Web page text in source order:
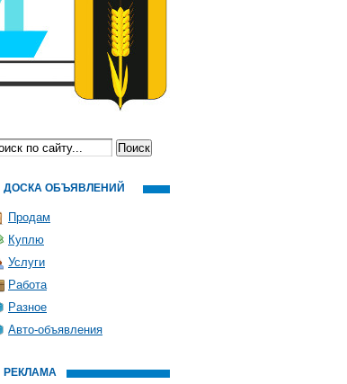
ДОСКА ОБЪЯВЛЕНИЙ
Продам
Куплю
Услуги
Работа
Разное
Авто-объявления
РЕКЛАМА